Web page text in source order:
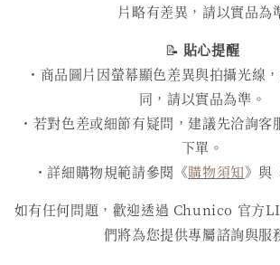
片略有差異，請以實品為
📝 貼心提醒
・商品圖片因螢幕顯色差異與拍攝光線
同，請以實品為準。
・若對色差或細節有疑問，建議先洽詢客
下單。
・詳細購物規範請參閱《購物須知》與
如有任何問題，歡迎透過 Chunico 官方
們將為您提供專屬諮詢與服